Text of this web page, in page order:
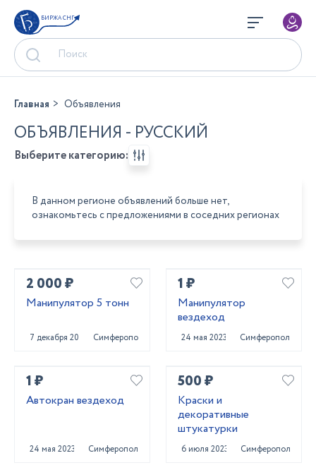
БИРЖА СНГ
Главная Объявления
ОБЪЯВЛЕНИЯ - РУССКИЙ
Выберите категорию:
В данном регионе объявлений больше нет,
ознакомьтесь с предложениями в соседних регионах
2 000 ₽
Манипулятор 5 тонн
7 декабря 2023 Симферополь
1 ₽
Манипулятор
вездеход
24 мая 2023 Симферополь
1 ₽
Автокран вездеход
24 мая 2023 Симферополь
500 ₽
Краски и
декоративные
штукатурки
6 июля 2023 Симферополь